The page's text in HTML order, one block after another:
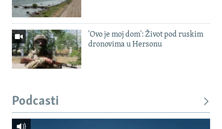
'Ovo je moj dom': Život pod ruskim
dronovima u Hersonu
Podcasti